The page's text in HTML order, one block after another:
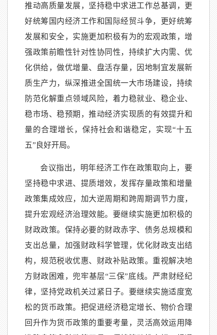
推动高质量发展，坚持稳中求进工作总基调，更
好统筹国内经济工作和国际经贸斗争，更好统筹
发展和安全，实施更加积极有为的宏观政策，增
强政策前瞻性针对性协同性，持续扩大内需、优
化供给，做优增量、盘活存量，因地制宜发展新
质生产力，纵深推进全国统一大市场建设，持续
防范化解重点领域风险，着力稳就业、稳企业、
稳市场、稳预期，推动经济实现质的有效提升和
量的合理增长，保持社会和谐稳定，实现“十五
五”良好开局。
会议指出，明年经济工作在政策取向上，要
坚持稳中求进、提质增效，发挥存量政策和增量
政策集成效应，加大逆周期和跨周期调节力度，
提升宏观经济治理效能。要继续实施更加积极的
财政政策。保持必要的财政赤字、债务总规模和
支出总量，加强财政科学管理，优化财政支出结
构，规范税收优惠、财政补贴政策。重视解决地
方财政困难，兜牢基层“三保”底线。严肃财经纪
律，坚持党政机关过紧日子。要继续实施适度宽
松的货币政策。把促进经济稳定增长、物价合理
回升作为货币政策的重要考量，灵活高效运用降